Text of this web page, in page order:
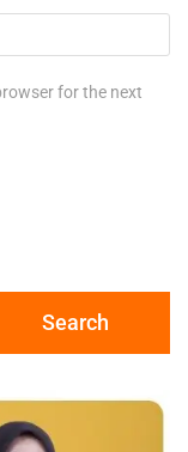
for the next
Search